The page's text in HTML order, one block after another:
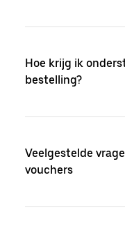
Hoe krijg ik
bestelling?
Veelgestelde
vouchers